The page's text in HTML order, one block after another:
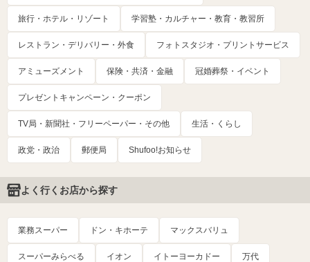
旅行・ホテル・リゾート 学習塾・カルチャー・教育・教習所
レストラン・デリバリー・外食 フォトスタジオ・プリントサービス
アミューズメント 保険・共済・金融 冠婚葬祭・イベント
プレゼントキャンペーン・クーポン
TV局・新聞社・フリーペーパー・その他 生活・くらし
政党・政治 郵便局 Shufoo!お知らせ
よく行くお店から探す
業務スーパー ドン・キホーテ マックスバリュ
スーパーみらべる イオン イトーヨーカドー 万代